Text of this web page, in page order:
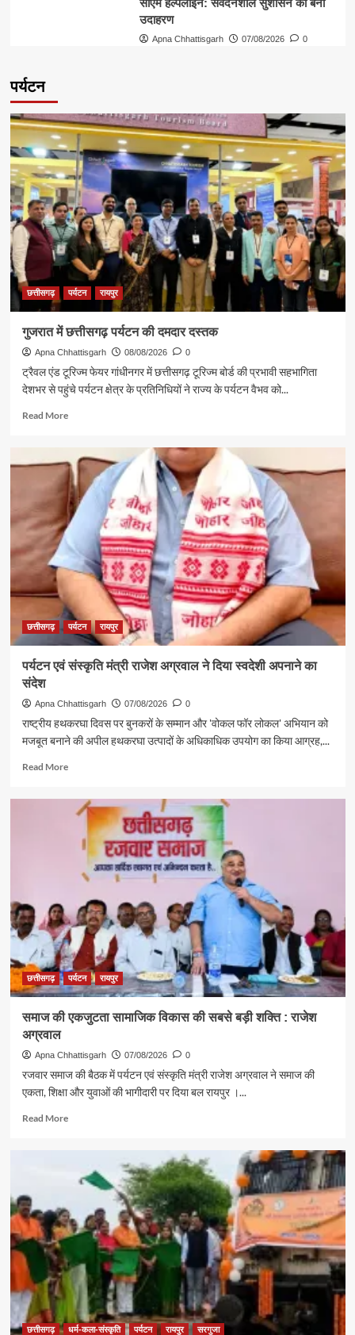
सीएम हेल्पलाइन: संवेदनशील सुशासन का बना
उदाहरण
Apna Chhattisgarh 07/08/2026 0
पर्यटन
छत्तीसगढ़ पर्यटन रायपुर
गुजरात में छत्तीसगढ़ पर्यटन की दमदार दस्तक
Apna Chhattisgarh 08/08/2026 0
ट्रैवल एंड टूरिज्म फेयर गांधीनगर में छत्तीसगढ़ टूरिज्म बोर्ड की प्रभावी सहभागिता
देशभर से पहुंचे पर्यटन क्षेत्र के प्रतिनिधियों ने राज्य के पर्यटन वैभव को...
Read MoreRead
गुजरात
में
छत्तीसगढ़
पर्यटन
की
दमदार
दस्तक
छत्तीसगढ़ पर्यटन रायपुर
पर्यटन एवं संस्कृति मंत्री राजेश अग्रवाल ने दिया स्वदेशी अपनाने का
संदेश
Apna Chhattisgarh 07/08/2026 0
राष्ट्रीय हथकरघा दिवस पर बुनकरों के सम्मान और 'वोकल फॉर लोकल' अभियान को
मजबूत बनाने की अपील हथकरघा उत्पादों के अधिकाधिक उपयोग का किया आग्रह,...
Read MoreRead
पर्यटन
संस्कृति
राजेश
अग्रवाल
दिया
स्वदेशी
अपनाने
का
संदेश
छत्तीसगढ़ पर्यटन रायपुर
समाज की एकजुटता सामाजिक विकास की सबसे बड़ी शक्ति : राजेश
अग्रवाल
Apna Chhattisgarh 07/08/2026 0
रजवार समाज की बैठक में पर्यटन एवं संस्कृति मंत्री राजेश अग्रवाल ने समाज की
एकता, शिक्षा और युवाओं की भागीदारी पर दिया बल रायपुर ।...
Read MoreRead
एकजुटता
सामाजिक
विकास
की
बड़ी
शक्ति
राजेश
अग्रवाल
छत्तीसगढ़ धर्म-कला-संस्कृति पर्यटन रायपुर सरगुजा